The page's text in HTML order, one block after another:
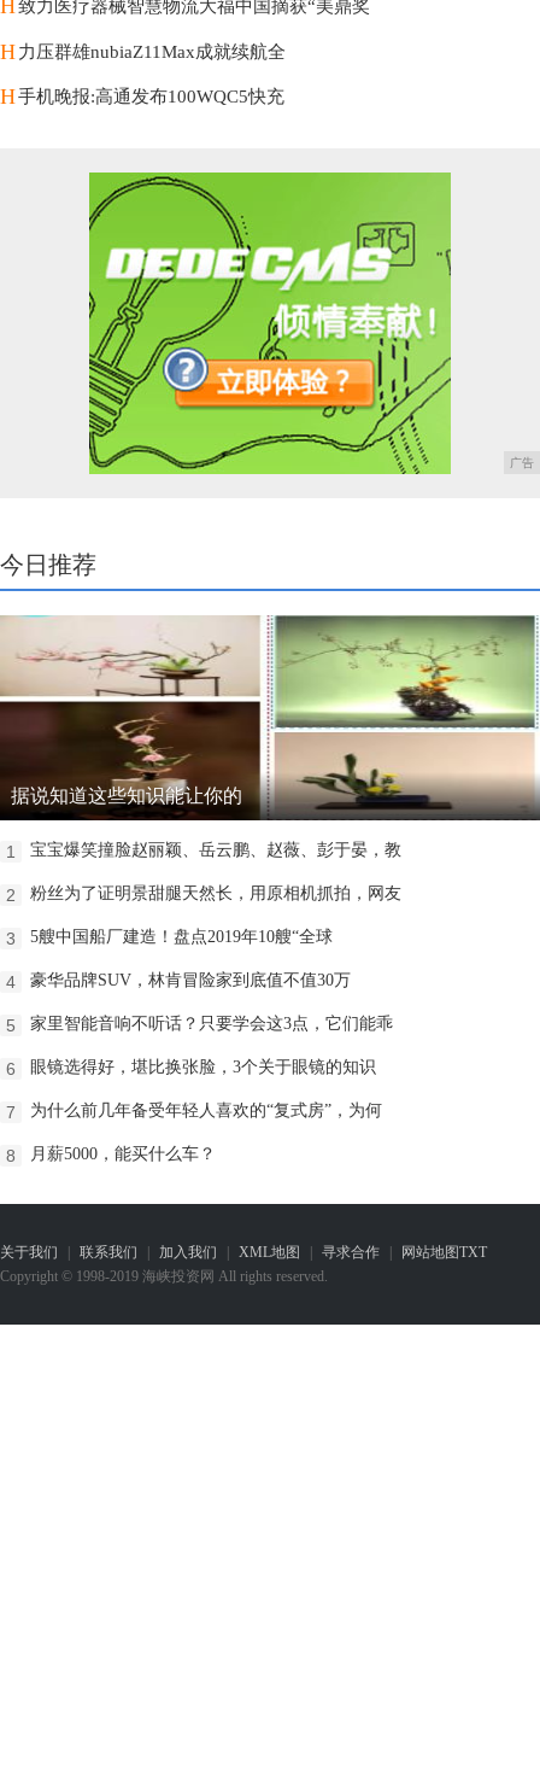
H致力医疗器械智慧物流大福中国摘获“美鼎奖
H力压群雄nubiaZ11Max成就续航全
H手机晚报:高通发布100WQC5快充
广告
今日推荐
据说知道这些知识能让你的
1 宝宝爆笑撞脸赵丽颖、岳云鹏、赵薇、彭于晏，教
2 粉丝为了证明景甜腿天然长，用原相机抓拍，网友
3 5艘中国船厂建造！盘点2019年10艘“全球
4 豪华品牌SUV，林肯冒险家到底值不值30万
5 家里智能音响不听话？只要学会这3点，它们能乖
6 ​眼镜选得好，堪比换张脸，3个关于眼镜的知识
7 为什么前几年备受年轻人喜欢的“复式房”，为何
8 月薪5000，能买什么车？
关于我们 | 联系我们 | 加入我们 | XML地图 | 寻求合作 | 网站地图TXT
Copyright © 1998-2019 海峡投资网 All rights reserved.